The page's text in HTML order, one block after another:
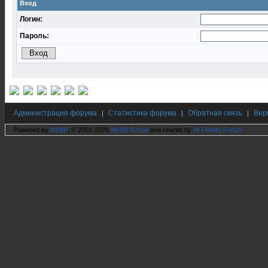
Вход
Логин:
Пароль:
Администрация форума | Статистика форума | Обратная связь |
Powered by MyBB , © 2001-2026 MyBB Group and rewrite by Hi Fidelity Forum